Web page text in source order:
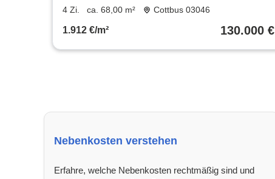
4 Zi. ca. 68,00 m² Cottbus 03046
1.912 €/m² 130.000 €
Nebenkosten verstehen
Erfahre, welche Nebenkosten rechtmäßig sind und